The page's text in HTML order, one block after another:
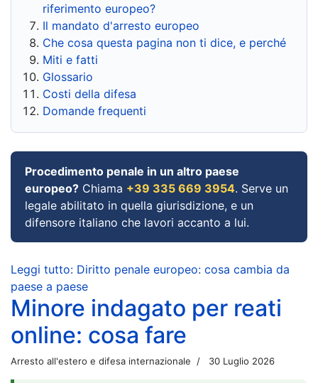
riferimento europeo?
Il mandato d'arresto europeo
Che cosa questa pagina non ti dice, e perché
Miti e fatti
Glossario
Costi della difesa
Domande frequenti
Procedimento penale in un altro paese
europeo? Chiama +39 335 669 3954. Serve un
legale abilitato in quella giurisdizione, e un
difensore italiano che lavori accanto a lui.
Leggi tutto: Diritto penale europeo: cosa cambia da
paese a paese
Minore indagato per reati
online: cosa fare
Arresto all'estero e difesa internazionale 30 Luglio 2026